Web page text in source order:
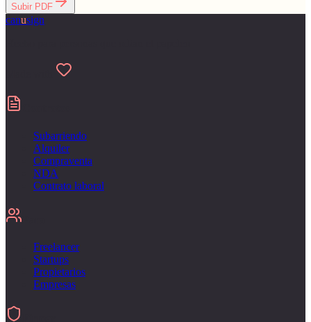
Subir PDF
canusign
Subarriendo
Alquiler
Compraventa
NDA
Contrato laboral
Freelancer
Startups
Propietarios
Empresas